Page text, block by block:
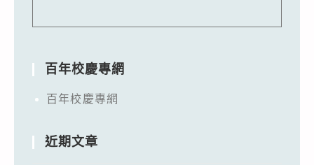
百年校慶專網
百年校慶專網
近期文章